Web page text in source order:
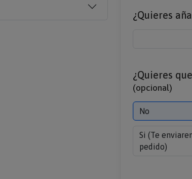
¿Quieres
¿Quieres
(opcional)
No
Si (Te
pedido)